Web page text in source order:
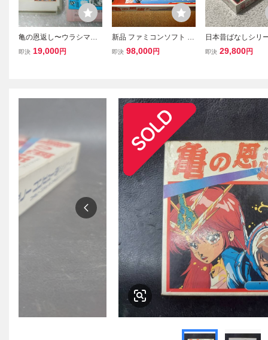
亀の恩返し〜ウラシマ伝
説〜 ハドソン HUDSON
即決 19,000円
新品 ファミコンソフト 亀
の恩返し ウラシマ伝説 F
即決 98,000円
日本昔ばなしシリ
弾! 美品 完品 激レ
即決 29,800円